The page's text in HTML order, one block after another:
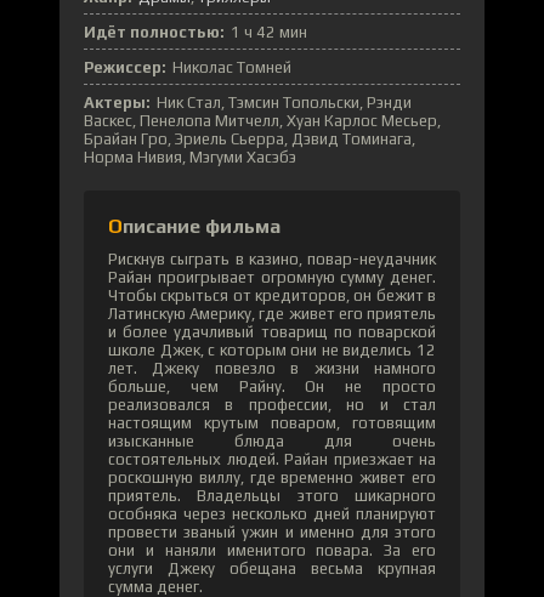
Идёт полностью: 1 ч 42 мин
Режиссер: Николас Томней
Актеры: Ник Стал, Тэмсин Топольски, Рэнди
Васкес, Пенелопа Митчелл, Хуан Карлос Месьер,
Брайан Гро, Эриель Сьерра, Дэвид Томинага,
Норма Нивия, Мэгуми Хасэбэ
Описание фильма
Рискнув сыграть в казино, повар-неудачник
Райан проигрывает огромную сумму денег.
Чтобы скрыться от кредиторов, он бежит в
Латинскую Америку, где живет его приятель
и более удачливый товарищ по поварской
школе Джек, с которым они не виделись 12
лет. Джеку повезло в жизни намного
больше, чем Райну. Он не просто
реализовался в профессии, но и стал
настоящим крутым поваром, готовящим
изысканные блюда для очень
состоятельных людей. Райан приезжает на
роскошную виллу, где временно живет его
приятель. Владельцы этого шикарного
особняка через несколько дней планируют
провести званый ужин и именно для этого
они и наняли именитого повара. За его
услуги Джеку обещана весьма крупная
сумма денег.